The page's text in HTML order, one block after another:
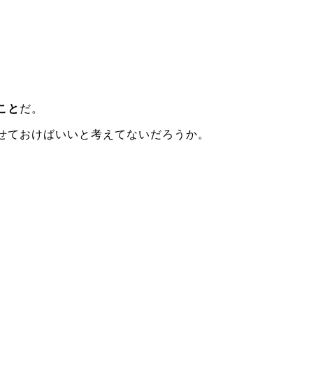
と だ。
おけばいいと考えてないだろうか。